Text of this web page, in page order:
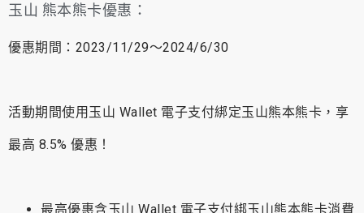
玉山 熊本熊卡優惠：
優惠期間：2023/11/29～2024/6/30
活動期間使用玉山 Wallet 電子支付綁定玉山熊本熊卡，享
最高 8.5% 優惠！
最高優惠含玉山 Wallet 電子支付綁玉山熊本熊卡消費